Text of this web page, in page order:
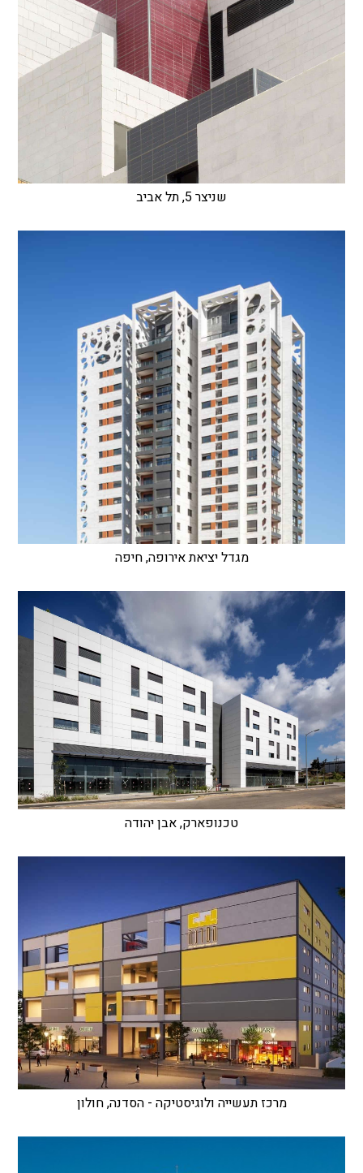
שניצר 5, תל אביב
מגדל יציאת אירופה, חיפה
טכנופארק, אבן יהודה
מרכז תעשייה ולוגיסטיקה - הסדנה, חולון